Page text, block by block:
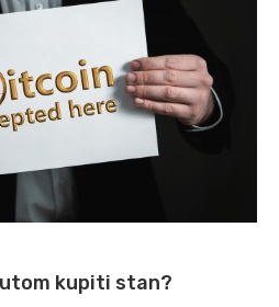
kupiti stan?